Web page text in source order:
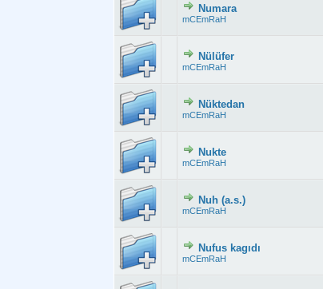
Numara
mCEmRaH
Nülüfer
mCEmRaH
Nüktedan
mCEmRaH
Nukte
mCEmRaH
Nuh (a.s.)
mCEmRaH
Nufus kagıdı
mCEmRaH